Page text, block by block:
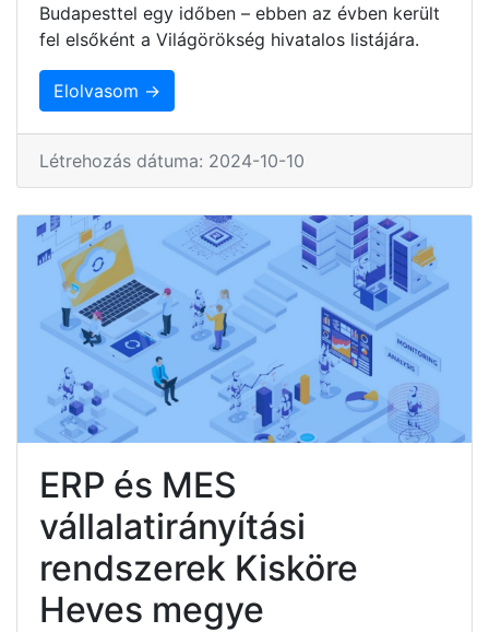
Budapesttel egy időben – ebben az évben került
fel elsőként a Világörökség hivatalos listájára.
Elolvasom →
Létrehozás dátuma: 2024-10-10
ERP és MES
vállalatirányítási
rendszerek Kisköre
Heves megye